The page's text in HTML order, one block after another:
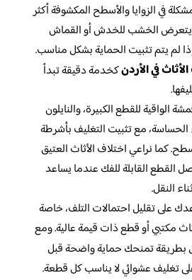
في الزوايا والأسطح المكشوفة أكثر
يتعرض الخشب للخدش أو القماش
إذا لم يتم تثبيت الحماية بشكل مناسب.
في الأردنكخدمة دقيقة تبدأ
الواقية للقطع الكبيرة، والنايلون
الحساسة، مع تثبيت التغليف بأشرطة
كما نراعي اختلاف الأثاث العتيق
القطع القابلة للفك عندما يساعد
النقل.
على تقليل احتمالات التلف، خاصة
مكتبي أو قطع ذات قيمة عالية. ومع
بطريقة تمنحك حماية واضحة قبل
تغليف عشوائي لا يناسب كل قطعة.